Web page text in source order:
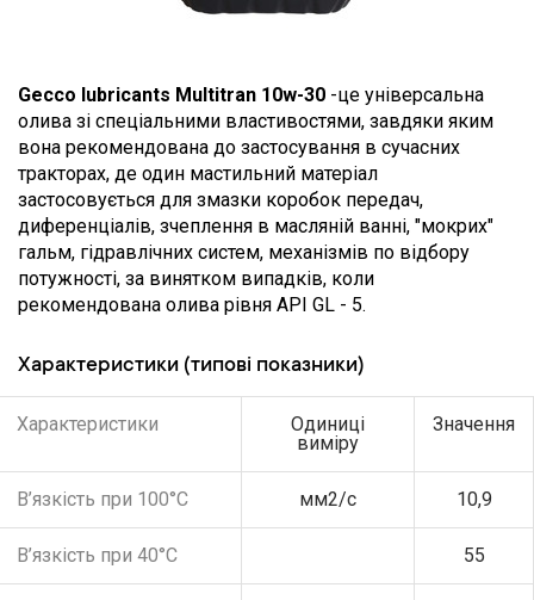
Gecco lubricants Multitran 10w-30 -це універсальна
олива зі спеціальними властивостями, завдяки яким
вона рекомендована до застосування в сучасних
тракторах, де один мастильний матеріал
застосовується для змазки коробок передач,
диференціалів, зчеплення в масляній ванні, "мокрих"
гальм, гідравлічних систем, механізмів по відбору
потужності, за винятком випадків, коли
рекомендована олива рівня API GL - 5.
Характеристики (типові показники)
Характеристики
Одиниці
виміру
Значення
В’язкість при 100°С мм2/с 10,9
В’язкість при 40°С 55